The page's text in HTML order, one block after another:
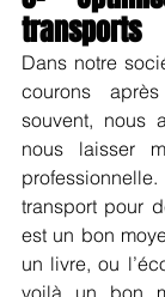
transports
Dans notre
courons
souvent, nous
nous laisser
transport pour
est un bon
un livre, ou
voilà un bon